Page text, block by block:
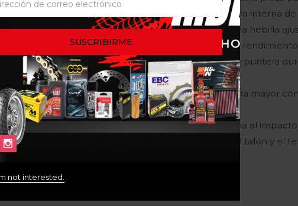
presenta un sistema de cierre doble con una solapa interna
resistente y duradera se fija de forma segura con una hebilla
única de alta resistencia que ofrece durabilidad y
dual inyectado de una sola pieza con protector de puntera
que incluye una parte superior de EVA y Lycra para mayor
con polímero de alto módulo para resistencia al
de precisión, protección adicional para el talón y el
not interested.